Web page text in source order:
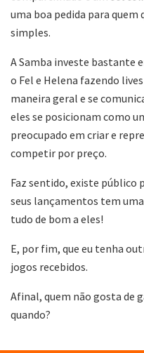
uma boa pedida para quem
simples.
A Samba investe bastante
o Fel e Helena fazendo
maneira geral e se
eles se posicionam como
preocupado em criar e
competir por preço.
Faz sentido, existe público
seus lançamentos tem
tudo de bom a eles!
E, por fim, que eu tenha
jogos recebidos.
Afinal, quem não gosta de
quando?